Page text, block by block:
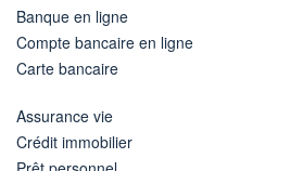
Banque en ligne
Compte bancaire en ligne
Carte bancaire
Assurance vie
Crédit immobilier